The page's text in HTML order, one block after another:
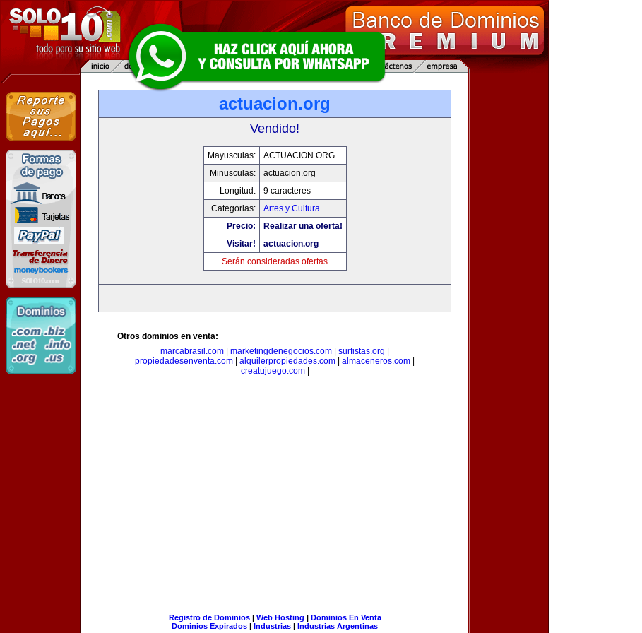
actuacion.org
Vendido!
Mayusculas:
ACTUACION.ORG
Minusculas:
actuacion.org
Longitud:
9 caracteres
Categorias:
Artes y Cultura
Precio:
Realizar una oferta!
Visitar!
actuacion.org
Serán consideradas ofertas
Otros dominios en venta:
marcabrasil.com
marketingdenegocios.com surfistas.org
propiedadesenventa.com
alquilerpropiedades.com almaceneros.com
creatujuego.com|
Registro de Dominios| Web Hosting | Dominios En Venta
Dominios Expirados | Industrias | Industrias Argentinas